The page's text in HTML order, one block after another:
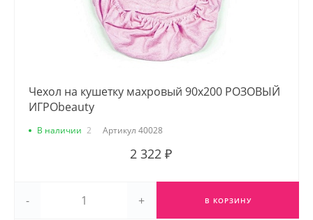
Чехол на кушетку махровый 90х200 РОЗОВЫЙ
ИГРОbeauty
В наличии 2 Артикул 40028
2 322 ₽
- + В КОРЗИНУ